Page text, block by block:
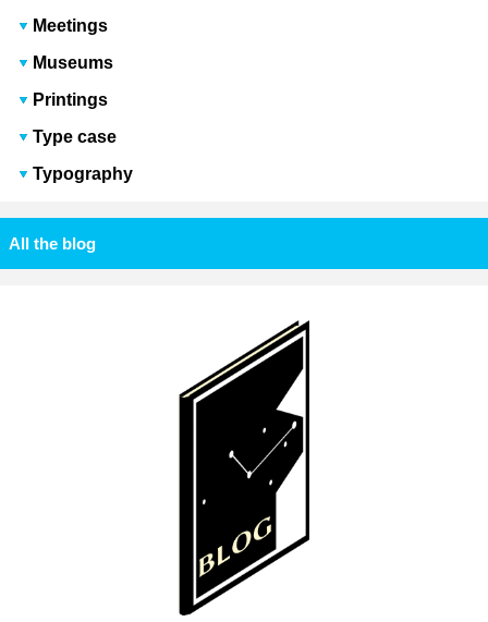
Meetings
Museums
Printings
Type case
Typography
All the blog